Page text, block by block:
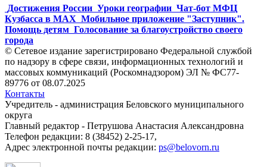
Достижения России Уроки географии Чат-бот МФЦ
Кузбасса в MAX Мобильное приложение "Заступник".
Помощь детям Голосование за благоустройство своего
города
© Сетевое издание зарегистрировано Федеральной службой
по надзору в сфере связи, информационных технологий и
массовых коммуникаций (Роскомнадзором) ЭЛ № ФС77-
89776 от 08.07.2025
Контакты
Учредитель - администрация Беловского муниципального
округа
Главный редактор - Петрушова Анастасия Александровна
Телефон редакции: 8 (38452) 2-25-17,
Адрес электронной почты редакции: ps@belovorn.ru